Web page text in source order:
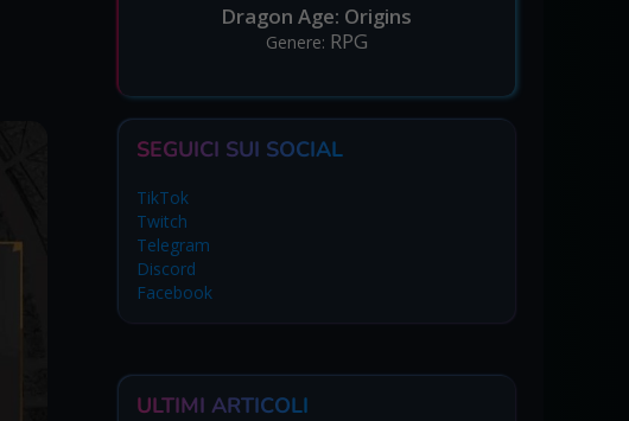
Dragon Age: Origins
Genere: RPG
SEGUICI SUI SOCIAL
TikTok
Twitch
Telegram
Discord
Facebook
ULTIMI ARTICOLI